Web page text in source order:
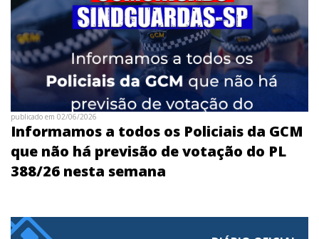
publicado em 02/06/2026
Informamos a todos os Policiais da GCM
que não há previsão de votação do PL
388/26 nesta semana